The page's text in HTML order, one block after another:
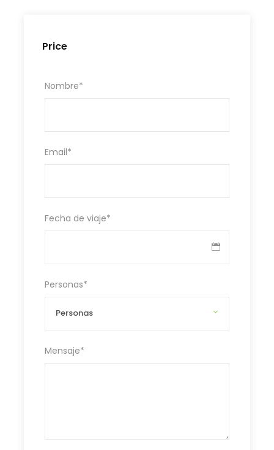
Price
Nombre*
Email*
Fecha de viaje*
Personas*
Mensaje*